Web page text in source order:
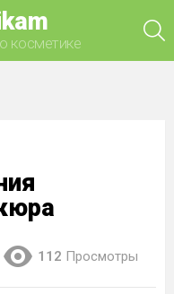
косметике
112 Просмотры